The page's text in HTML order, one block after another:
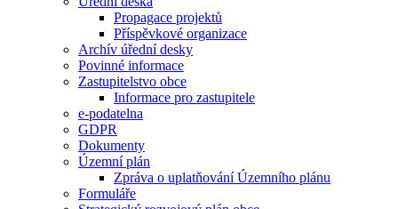
Propagace projektů
Příspěvkové organizace
Archív úřední desky
Povinné informace
Zastupitelstvo obce
Informace pro zastupitele
e-podatelna
GDPR
Dokumenty
Územní plán
Zpráva o uplatňování Územního plánu
Formuláře